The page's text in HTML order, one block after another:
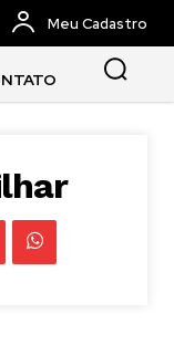
Meu Cadastro